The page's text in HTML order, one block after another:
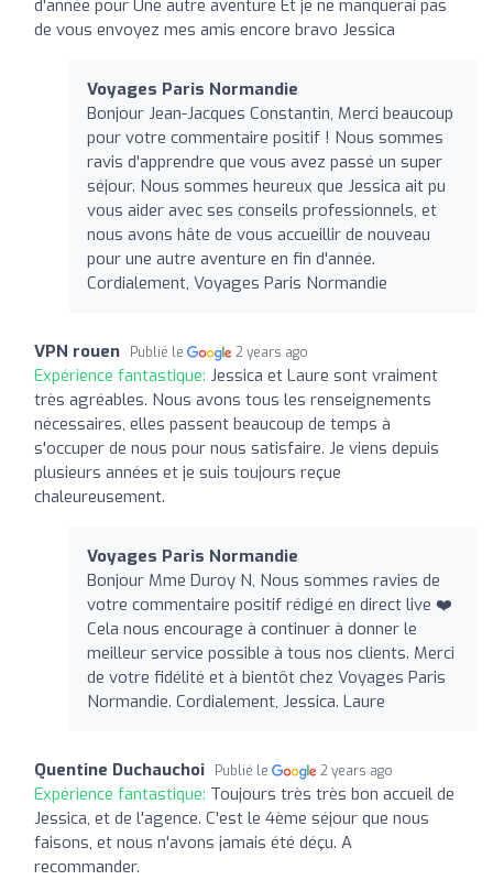
d'année pour Une autre aventure Et je ne manquerai pas
de vous envoyez mes amis encore bravo Jessica
Voyages Paris Normandie
Bonjour Jean-Jacques Constantin, Merci beaucoup
pour votre commentaire positif ! Nous sommes
ravis d'apprendre que vous avez passé un super
séjour. Nous sommes heureux que Jessica ait pu
vous aider avec ses conseils professionnels, et
nous avons hâte de vous accueillir de nouveau
pour une autre aventure en fin d'année.
Cordialement, Voyages Paris Normandie
VPN rouen Publié le 2 years ago
Expérience fantastique: Jessica et Laure sont vraiment
très agréables. Nous avons tous les renseignements
nécessaires, elles passent beaucoup de temps à
s'occuper de nous pour nous satisfaire. Je viens depuis
plusieurs années et je suis toujours reçue
chaleureusement.
Voyages Paris Normandie
Bonjour Mme Duroy N, Nous sommes ravies de
votre commentaire positif rédigé en direct live ❤️
Cela nous encourage à continuer à donner le
meilleur service possible à tous nos clients. Merci
de votre fidélité et à bientôt chez Voyages Paris
Normandie. Cordialement, Jessica. Laure
Quentine Duchauchoi Publié le 2 years ago
Expérience fantastique: Toujours très très bon accueil de
Jessica, et de l'agence. C'est le 4ème séjour que nous
faisons, et nous n'avons jamais été déçu. A
recommander.